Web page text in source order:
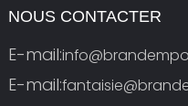
NOUS CONTACTER
E-mail:
E-mail: